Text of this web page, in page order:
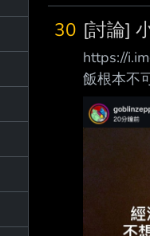
30 [討論]
https://
飯根本不